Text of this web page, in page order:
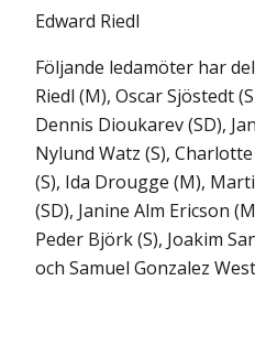
Edward Riedl
Följande ledamöter har
Riedl (M), Oscar Sjöstedt
Dennis Dioukarev (SD),
Nylund Watz (S),
(S), Ida Drougge (M),
(SD), Janine Alm Ericson
Peder Björk (S), Joakim
och Samuel Gonzalez